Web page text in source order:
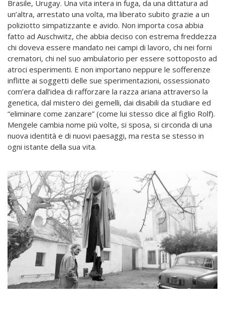
Brasile, Urugay. Una vita intera in fuga, da una dittatura ad
un’altra, arrestato una volta, ma liberato subito grazie a un
poliziotto simpatizzante e avido. Non importa cosa abbia
fatto ad Auschwitz, che abbia deciso con estrema freddezza
chi doveva essere mandato nei campi di lavoro, chi nei forni
crematori, chi nel suo ambulatorio per essere sottoposto ad
atroci esperimenti. E non importano neppure le sofferenze
inflitte ai soggetti delle sue sperimentazioni, ossessionato
com’era dall’idea di rafforzare la razza ariana attraverso la
genetica, dal mistero dei gemelli, dai disabili da studiare ed
“eliminare come zanzare” (come lui stesso dice al figlio Rolf).
Mengele cambia nome più volte, si sposa, si circonda di una
nuova identità e di nuovi paesaggi, ma resta se stesso in
ogni istante della sua vita.